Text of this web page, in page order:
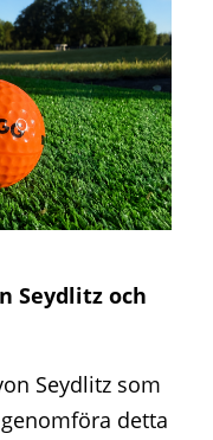
Seydlitz och
Seydlitz som
detta